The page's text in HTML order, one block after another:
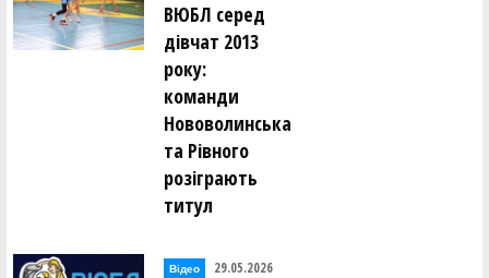
ВЮБЛ серед
дівчат 2013
року:
команди
Нововолинська
та Рівного
розіграють
титул
Відео 29.05.2026